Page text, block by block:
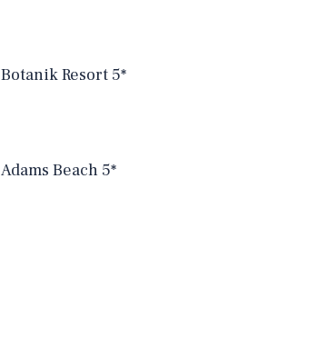
Botanik Resort 5*
Adams Beach 5*